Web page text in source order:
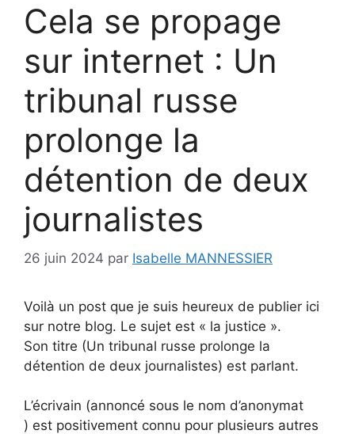
Cela se propage
sur internet : Un
tribunal russe
prolonge la
détention de deux
journalistes
26 juin 2024 par Isabelle MANNESSIER
Voilà un post que je suis heureux de publier ici
sur notre blog. Le sujet est « la justice ».
Son titre (Un tribunal russe prolonge la
détention de deux journalistes) est parlant.
L’écrivain (annoncé sous le nom d’anonymat
) est positivement connu pour plusieurs autres